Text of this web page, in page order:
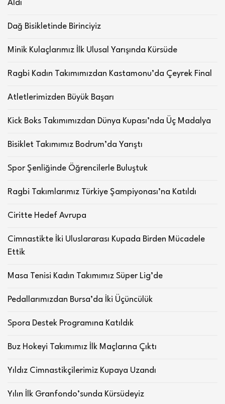
Aldı
Dağ Bisikletinde Birinciyiz
Minik Kulaçlarımız İlk Ulusal Yarışında Kürsüde
Ragbi Kadın Takımımızdan Kastamonu’da Çeyrek Final
Atletlerimizden Büyük Başarı
Kick Boks Takımımızdan Dünya Kupası’nda Üç Madalya
Bisiklet Takımımız Bodrum’da Yarıştı
Spor Şenliğinde Öğrencilerle Buluştuk
Ragbi Takımlarımız Türkiye Şampiyonası’na Katıldı
Ciritte Hedef Avrupa
Cimnastikte İki Uluslararası Kupada Birden Mücadele
Ettik
Masa Tenisi Kadın Takımımız Süper Lig’de
Pedallarımızdan Bursa’da İki Üçüncülük
Spora Destek Programına Katıldık
Buz Hokeyi Takımımız İlk Maçlarına Çıktı
Yıldız Cimnastikçilerimiz Kupaya Uzandı
Yılın İlk Granfondo’sunda Kürsüdeyiz